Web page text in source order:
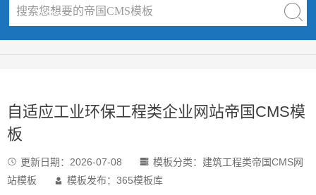

自适应工业环保工程类企业网站帝国CMS模
板
 更新日期： 2026-07-08  模板分类： 建筑工程类帝国CMS网
站模板
 模板发布：365模板库